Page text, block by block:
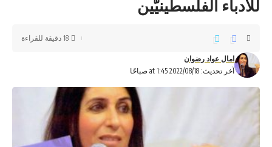
للأدباء الفلسطينيّين
آخر تحديث: 2022/08/18 at 1:45 صباحًا
امال عواد رضوان
18 دقيقة للقراءة